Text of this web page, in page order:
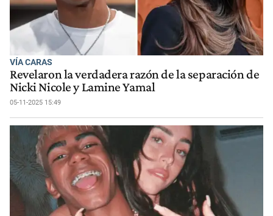
VÍA CARAS
Revelaron la verdadera razón de la separación de
Nicki Nicole y Lamine Yamal
05-11-2025 15:49